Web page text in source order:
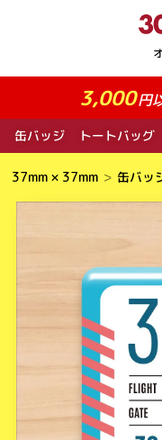
3,000円
缶バッジ トートバッグ
37mm × 37mm 缶バッ